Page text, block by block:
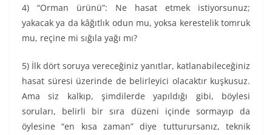
4) “Orman ürünü”: Ne hasat etmek istiyorsunuz;
yakacak ya da kâğıtlık odun mu, yoksa kerestelik tomruk
mu, reçine mi sığıla yağı mı?
5) İlk dört soruya vereceğiniz yanıtlar, katlanabileceğiniz
hasat süresi üzerinde de belirleyici olacaktır kuşkusuz.
Ama siz kalkıp, şimdilerde yapıldığı gibi, böylesi
soruları, belirli bir sıra düzeni içinde sormayıp da
öylesine “en kısa zaman” diye tutturursanız, teknik